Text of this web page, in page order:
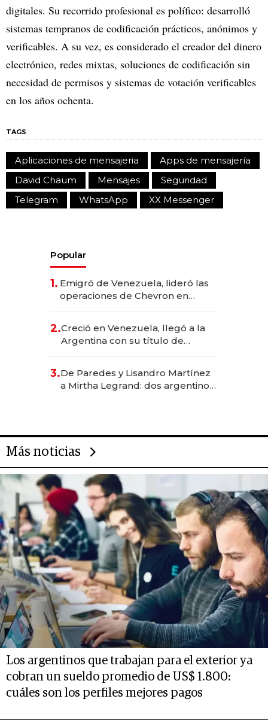
digitales. Su recorrido profesional es polífico: desarrolló
sistemas tempranos de codificación prácticos, anónimos y
verificables. A su vez, es considerado el creador del dinero
electrónico, redes mixtas, soluciones de codificación sin
necesidad de permisos y sistemas de votación verificables
en los años ochenta.
TAGS
Aplicaciones de mensajeria
Apps de mensajería
David Chaum
Mensajes
Seguridad
Telegram
WhatsApp XX Messenger
Popular
1. Emigró de Venezuela, lideró las
operaciones de Chevron en
2.Creció en Venezuela, llegó a la
Argentina con su título de
las marcas "fast premium"
3.De Paredes y Lisandro Martínez
a Mirtha Legrand: dos argentinos
Más noticias
Los argentinos que trabajan para el exterior ya
cobran un sueldo promedio de US$ 1.800:
cuáles son los perfiles mejores pagos